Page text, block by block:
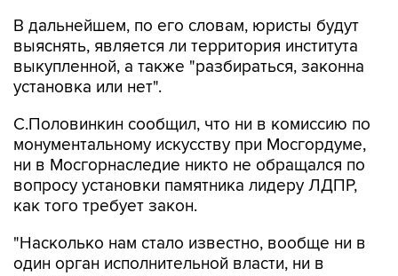
В дальнейшем, по его словам, юристы будут
выяснять, является ли территория института
выкупленной, а также "разбираться, законна
установка или нет".
С.Половинкин сообщил, что ни в комиссию по
монументальному искусству при Мосгордуме,
ни в Мосгорнаследие никто не обращался по
вопросу установки памятника лидеру ЛДПР,
как того требует закон.
"Насколько нам стало известно, вообще ни в
один орган исполнительной власти, ни в